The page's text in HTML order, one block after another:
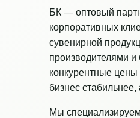
БК — оптовый
корпоративных
сувенирной
производителями и
конкурентные
бизнес
Мы